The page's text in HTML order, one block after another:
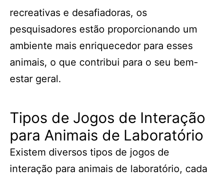
recreativas e desafiadoras, os
pesquisadores estão proporcionando um
ambiente mais enriquecedor para esses
animais, o que contribui para o seu bem-
estar geral.
Tipos de Jogos de Interação
para Animais de Laboratório
Existem diversos tipos de jogos de
interação para animais de laboratório, cada